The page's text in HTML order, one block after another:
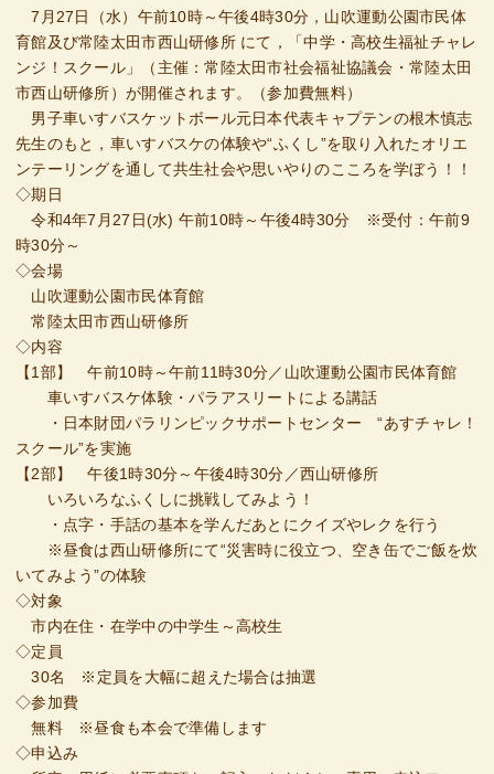
7月27日（水）午前10時～午後4時30分，山吹運動公園市民体
育館及び常陸太田市西山研修所 にて，「中学・高校生福祉チャレ
ンジ！スクール」（主催：常陸太田市社会福祉協議会・常陸太田
市西山研修所）が開催されます。（参加費無料）
男子車いすバスケットボール元日本代表キャプテンの根木慎志
先生のもと，車いすバスケの体験や“ふくし”を取り入れたオリエ
ンテーリングを通して共生社会や思いやりのこころを学ぼう！！
◇期日
令和4年7月27日(水) 午前10時～午後4時30分 ※受付：午前9
時30分～
◇会場
山吹運動公園市民体育館
常陸太田市西山研修所
◇内容
【1部】 午前10時～午前11時30分／山吹運動公園市民体育館
車いすバスケ体験・パラアスリートによる講話
・日本財団パラリンピックサポートセンター “あすチャレ！
スクール”を実施
【2部】 午後1時30分～午後4時30分／西山研修所
いろいろなふくしに挑戦してみよう！
・点字・手話の基本を学んだあとにクイズやレクを行う
※昼食は西山研修所にて“災害時に役立つ、空き缶でご飯を炊
いてみよう”の体験
◇対象
市内在住・在学中の中学生～高校生
◇定員
30名 ※定員を大幅に超えた場合は抽選
◇参加費
無料 ※昼食も本会で準備します
◇申込み